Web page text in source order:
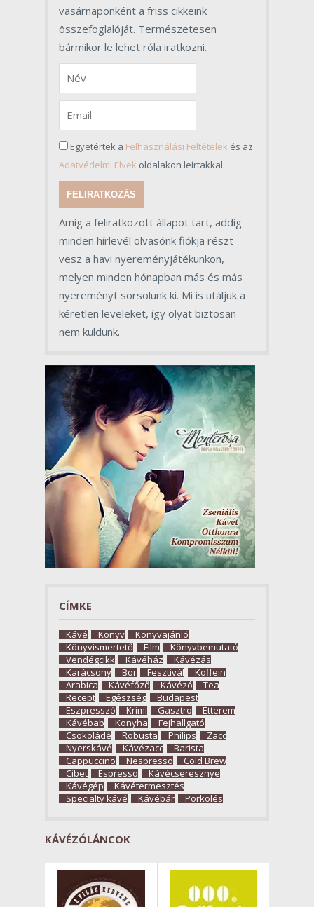
vasárnaponként a friss cikkeink
összefoglalóját. Természetesen
bármikor le lehet róla iratkozni.
Egyetértek a Felhasználási Feltételek és az
Adatvédelmi Elvek oldalakon leírtakkal.
FELIRATKOZÁS
Amíg a feliratkozott állapot tart, addig
minden hírlevél olvasónk fiókja részt
vesz a havi nyereményjátékunkon,
melyen minden hónapban más és más
nyereményt sorsolunk ki. Mi is utáljuk a
kéretlen leveleket, így olyat biztosan
nem küldünk.
CÍMKE
Kávé Könyv
Könyvajánló
Könyvismertető
Film
Könyvbemutató
Vendégcikk
Kávéház
Kávézás
Karácsony
Bor Fesztivál
Koffein
Arabica
Kávéfőző Kávézó
Tea
Recept
Egészség
Budapest
Eszpresszó
Krimi Gasztro
Étterem
Kávébab
Konyha
Fejhallgató
Csokoládé
Robusta Philips
Zacc
Nyerskávé
Kávézacc
Barista
Cappuccino
Nespresso
Cold Brew
Cibet
Espresso
Kávécseresznye
Kávégép
Kávétermesztés
Specialty kávé
Kávébár Pörkölés
KÁVÉZÓLÁNCOK